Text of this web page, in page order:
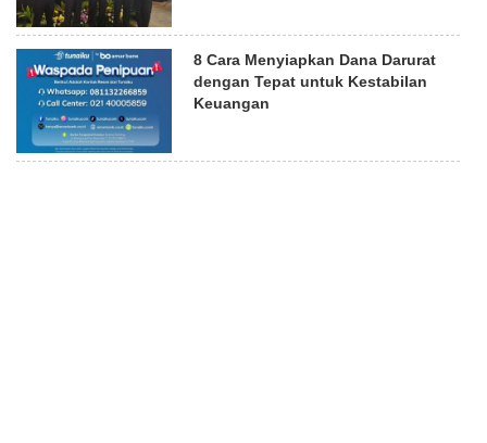
8 Cara Menyiapkan Dana Darurat
dengan Tepat untuk Kestabilan
Keuangan